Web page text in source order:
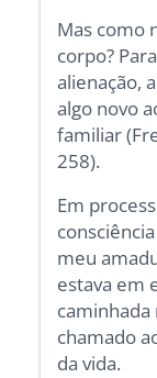
Mas como
corpo?
alienação,
algo novo
familiar
258).
Em
meu
estava em
chamado
da vida.